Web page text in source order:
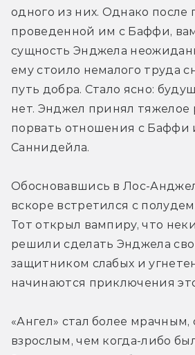
одного из них. Однако после
проведенной им с Баффи,
сущность Энджела
ему стоило немалого труда
путь добра. Стало ясно:
нет. Энджел принял
порвать отношения с Баффи
Саннидейла.
Обосновавшись в Лос-
вскоре встретился с
Тот открыл вампиру, что
решили сделать Энджела
защитником слабых и
начинаются приключения
«Ангел» стал более
взрослым, чем когда-либо